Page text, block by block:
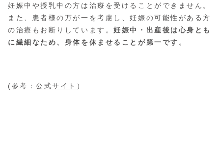
妊娠中や授乳中の方は治療を受けることができません。
また、患者様の万が一を考慮し、妊娠の可能性がある方
の治療もお断りしています。妊娠中・出産後は心身とも
に繊細なため、身体を休ませることが第一です。
(参考：公式サイト ）